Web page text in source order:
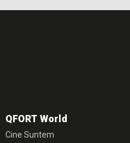
QFORT World
Cine Suntem